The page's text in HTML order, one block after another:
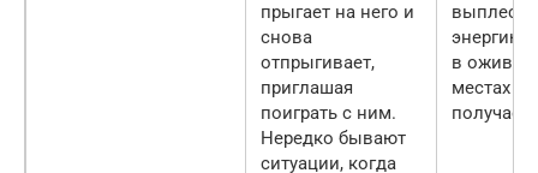
прыгает на него и
снова
отпрыгивает,
приглашая
поиграть с ним.
Нередко бывают
ситуации, когда
энергию,
в
местах до
получаса